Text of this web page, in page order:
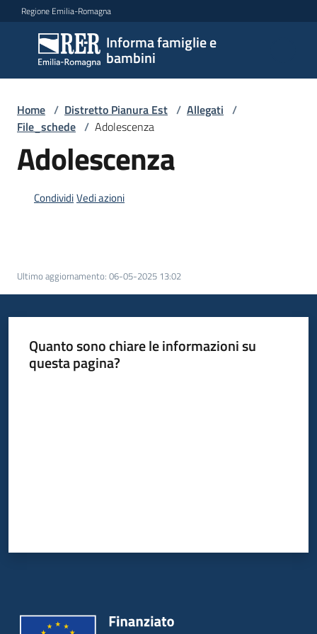
Vai al contenuto
Vai alla navigazione
Vai al footer
Regione Emilia-Romagna
Informa famiglie e
bambini
Informa
famiglie
e
bambini
Argomenti
per
le
Informazioni
Home / Distretto Pianura Est / Allegati /
File_schede / Adolescenza
Adolescenza
CondividiVedi azioni
Ultimo aggiornamento: 06-05-2025 13:02
Quanto sono chiare le informazioni su
questa pagina?